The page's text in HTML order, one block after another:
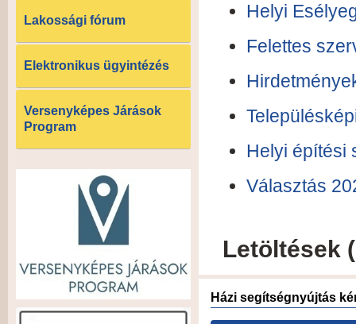
Lakossági fórum
Elektronikus ügyintézés
Versenyképes Járások
Program
Helyi
Felettes
Helyi építési
Választás
Letöltések
Házi segítségnyújtás